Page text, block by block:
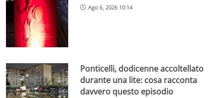
Ago 6, 2026 10:14
Ponticelli, dodicenne accoltellato
durante una lite: cosa racconta
davvero questo episodio